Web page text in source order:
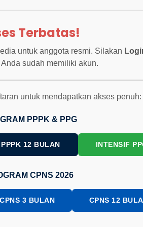
Terbatas!
untuk anggota resmi. Silakan
sudah memiliki akun.
untuk mendapatkan akses penuh:
PPPK & PPG
PPPK 12 BULAN INTENSIF
CPNS 2026
CPNS 3 BULAN CPNS 12